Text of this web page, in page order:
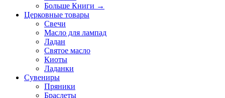
Больше Книги →
Церковные товары
Свечи
Масло для лампад
Ладан
Святое масло
Киоты
Ладанки
Сувениры
Пряники
Браслеты